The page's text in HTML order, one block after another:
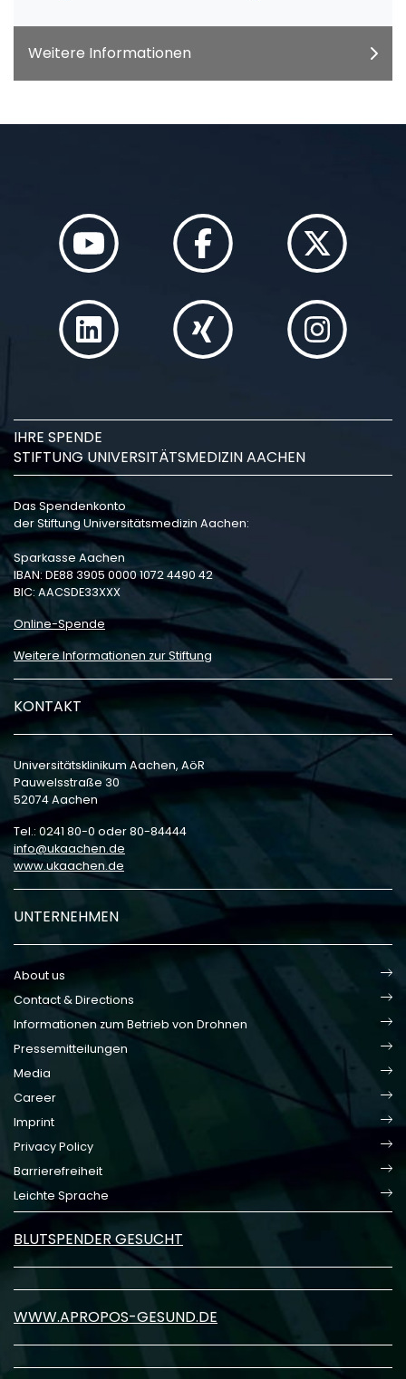
Weitere Informationen
IHRE SPENDE
STIFTUNG UNIVERSITÄTSMEDIZIN AACHEN
Das Spendenkonto
der Stiftung Universitätsmedizin Aachen:
Sparkasse Aachen
IBAN: DE88 3905 0000 1072 4490 42
BIC: AACSDE33XXX
Online-Spende
Weitere Informationen zur Stiftung
KONTAKT
Universitätsklinikum Aachen, AöR
Pauwelsstraße 30
52074 Aachen
Tel.: 0241 80-0 oder 80-84444
info
ukaachen de
www.ukaachen.de
UNTERNEHMEN
About us
Contact & Directions
Informationen zum Betrieb von Drohnen
Pressemitteilungen
Media
Career
Imprint
Privacy Policy
Barrierefreiheit
Leichte Sprache
BLUTSPENDER GESUCHT
WWW.APROPOS-GESUND.DE